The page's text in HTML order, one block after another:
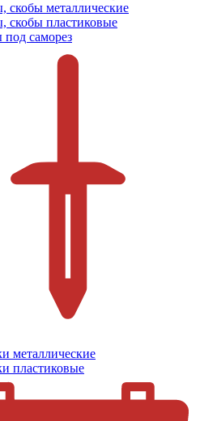
скобы металлические
скобы пластиковые
саморез
металлические
пластиковые